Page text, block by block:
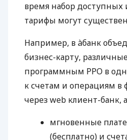
время набор доступных
тарифы могут
Например, в àбанк
бизнес-карту,
программным РРО в
к счетам и операциям в
через web клиент-банк,
мгновенные
(бесплатно) и